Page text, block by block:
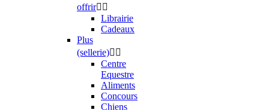
offrir 
Librairie
Cadeaux
Plus
(sellerie) 
Centre
Equestre
Aliments
Concours
Chiens